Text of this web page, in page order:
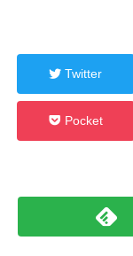
Twitter
Pocket